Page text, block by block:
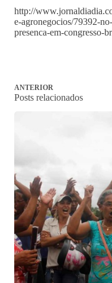
http://
e-agronegocios/79392-
presenca-em-congresso-
ANTERIOR
Posts relacionados